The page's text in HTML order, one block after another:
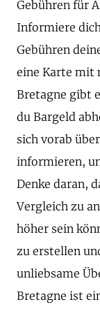
Gebühren für
Informiere
Gebühren
eine Karte mit
Bretagne gibt
du Bargeld
sich vorab
informieren,
Denke daran,
Vergleich zu
höher sein
zu erstellen
unliebsame
Bretagne ist